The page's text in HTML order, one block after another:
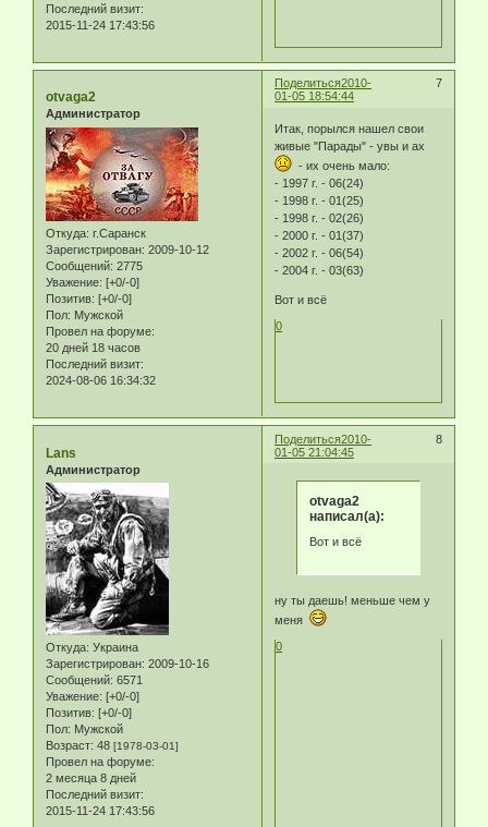
Последний визит:
2015-11-24 17:43:56
Поделиться 7
2010-
01-05 18:54:44
otvaga2
Администратор
Откуда: г.Саранск
Зарегистрирован: 2009-10-12
Сообщений: 2775
Уважение: [+0/-0]
Позитив: [+0/-0]
Пол: Мужской
Провел на форуме:
20 дней 18 часов
Последний визит:
2024-08-06 16:34:32
Итак, порылся нашел свои
живые "Парады" - увы и ах
- их очень мало:
- 1997 г. - 06(24)
- 1998 г. - 01(25)
- 1998 г. - 02(26)
- 2000 г. - 01(37)
- 2002 г. - 06(54)
- 2004 г. - 03(63)
Вот и всё
0
Поделиться 8
2010-
01-05 21:04:45
Lans
Администратор
Откуда: Украина
Зарегистрирован: 2009-10-16
Сообщений: 6571
Уважение: [+0/-0]
Позитив: [+0/-0]
Пол: Мужской
Возраст: 48 [1978-03-01]
Провел на форуме:
2 месяца 8 дней
Последний визит:
2015-11-24 17:43:56
otvaga2
написал(а):
Вот и всё
ну ты даешь! меньше чем у
меня
0